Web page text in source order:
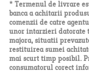
* Termenul de livrare
banca a achitarii
comenzii de catre
unor intarzieri datorate
majora, situatii
restituirea sumei
mai scurt timp posibil.
consumatorul corect